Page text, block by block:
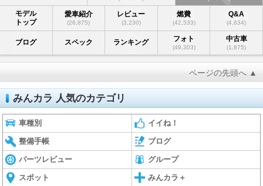
モデル
トップ
愛車紹介
(26,875)
レビュー
(3,230)
燃費
(42,533)
Q&A
(4,634)
ブログ スペック ランキング フォト
(49,303)
中古車
(1,875)
ページの先頭へ ▲
みんカラ 人気のカテゴリ
車種別 イイね！
整備手帳 ブログ
パーツレビュー グループ
スポット みんカラ＋